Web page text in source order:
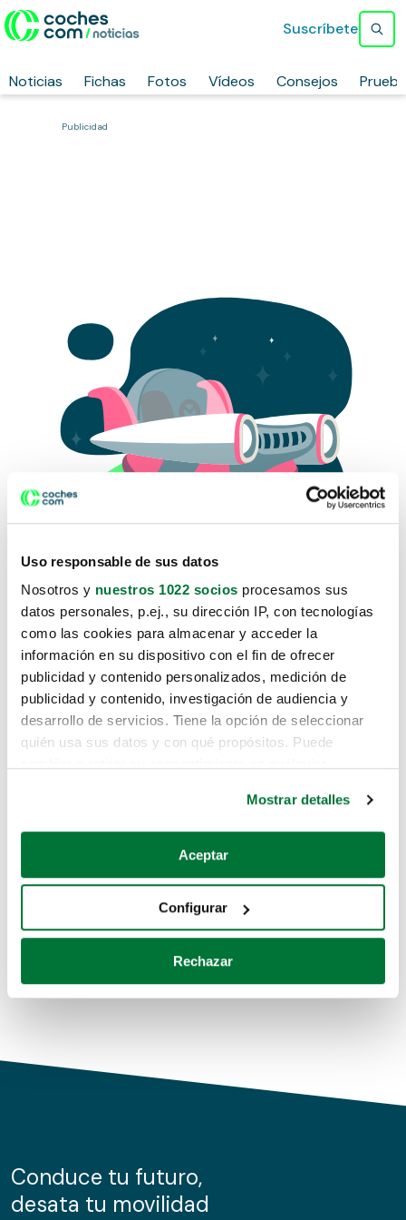
Uso responsable de sus datos
Nosotros y nuestros 1022 socios procesamos sus
datos personales, p.ej., su dirección IP, con tecnologías
como las cookies para almacenar y acceder la
información en su dispositivo con el fin de ofrecer
publicidad y contenido personalizados, medición de
publicidad y contenido, investigación de audiencia y
desarrollo de servicios. Tiene la opción de seleccionar
quién usa sus datos y con qué propósitos. Puede
Si lo permite, también quisiéramos:
Recopilar información sobre su ubicación geográfica
Identificar su dispositivo analizándolo activamente
para buscar características específicas (huellas
Obtenga más información sobre cómo se procesan sus
de cookies.
información sobre el uso que haga del sitio web con
nuestros partners de redes sociales, publicidad y análisis
Mostrar detalles
Aceptar
Configurar
Rechazar
Noticias Fichas Fotos Vídeos Consejos
Suscríbete
Publicidad
Lo sentimos, no sabemos como
te hemos traido hasta aquí.
Pero puedes encontrar el coche que estás
buscando en alguno de estos enlaces:
Coches de segunda mano
Coches de km0
Conduce tu futuro,
desata tu movilidad